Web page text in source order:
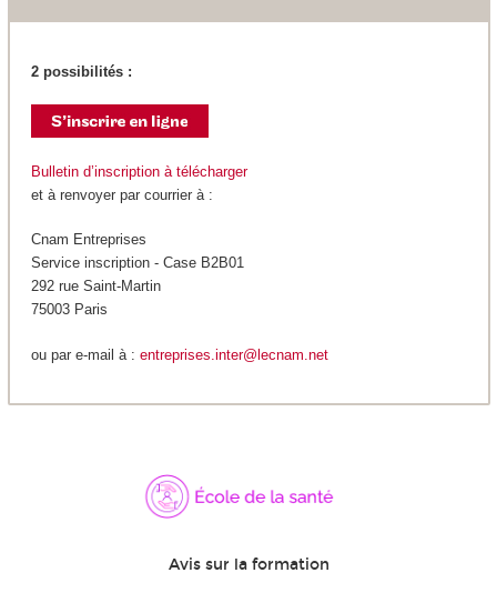
2 possibilités :
Bulletin d’inscription à télécharger
et à renvoyer par courrier à :
Cnam Entreprises
Service inscription - Case B2B01
292 rue Saint-Martin
75003 Paris
ou par e-mail à : entreprises.inter@lecnam.net
Avis sur la formation